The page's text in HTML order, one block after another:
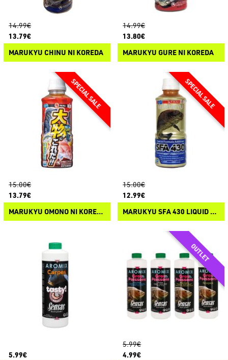
14.99€
13.79€
MARUKYU CHINU NI KOREDA
14.99€
13.80€
MARUKYU GURE NI KOREDA
15.00€
13.79€
MARUKYU OMONO NI KOREDA
15.00€
12.99€
MARUKYU SFA 430 LIQUID SANAGI
5.99€
5.99€
4.99€